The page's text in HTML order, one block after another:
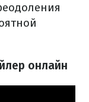
онлайн